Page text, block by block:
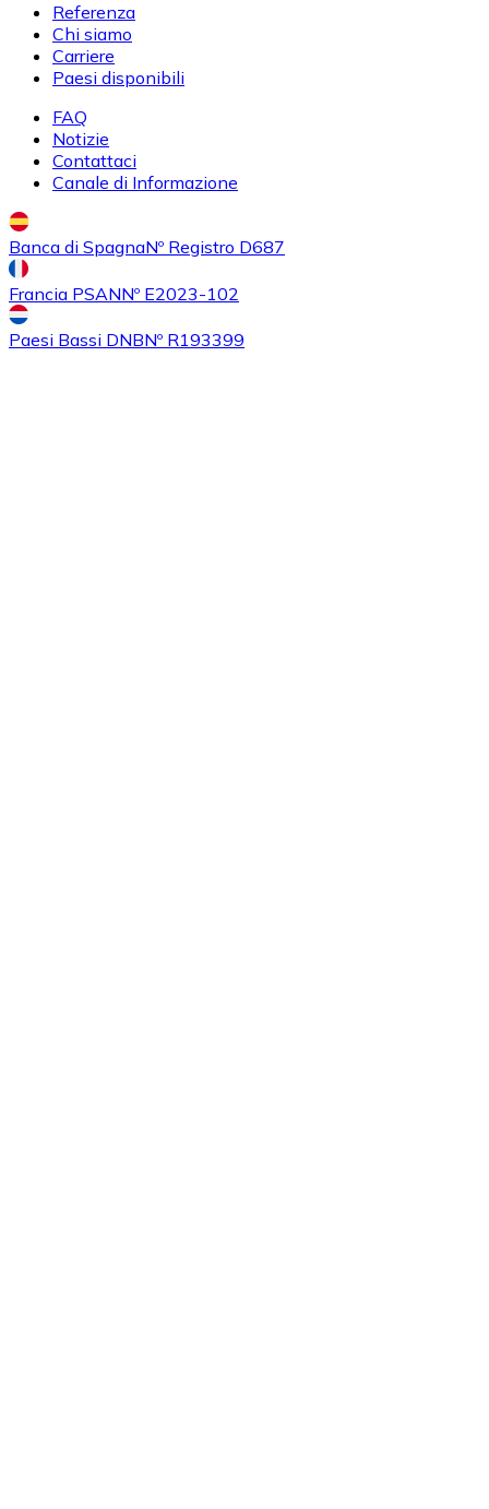
AcquistareUniswap
UNI
Acquistare
ETC
Referenza
Chi siamo
Carriere
Paesi disponibili
FAQ
Notizie
Contattaci
Canale di Informazione
Banca di SpagnaNº Registro D687
Francia PSANNº E2023-102
Paesi Bassi DNBNº R193399